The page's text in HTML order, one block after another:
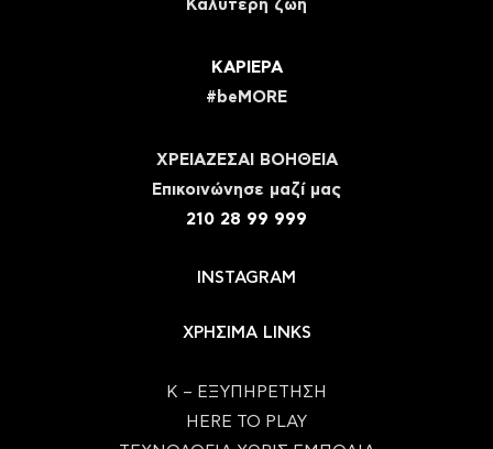
Καλύτερη ζωή
ΚΑΡΙΕΡΑ
#beMORE
ΧΡΕΙΑΖΕΣΑΙ ΒΟΗΘΕΙΑ
Eπικοινώνησε μαζί μας
210 28 99 999
INSTAGRAM
ΧΡΗΣΙΜΑ LINKS
Κ – ΕΞΥΠΗΡΕΤΗΣΗ
HERE TO PLAY